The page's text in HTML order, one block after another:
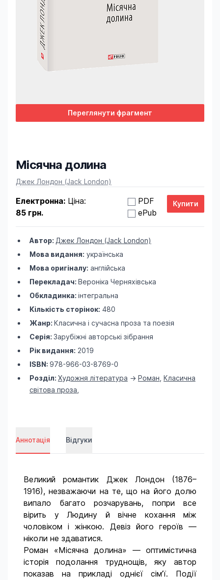
Переглянути фрагмент
Місячна долина
Product information
Джек Лондон (Jack London)
Електронна: Ціна:
85 грн.
PDF
ePub
Автор: Джек Лондон (Jack London)
Мова видання: українська
Мова оригіналу: англійська
Перекладач: Вероніка Черняхівська
Обкладинка: інтегральна
Кількість сторінок: 480
Жанр: Класична і сучасна проза та поезія
Серія: Зарубіжні авторські зібрання
Рік видання: 2019
ISBN: 978-966-03-8769-0
Розділ: Художня література -> Роман Класична
світова проза
Аннотація Відгуки
Великий романтик Джек Лондон (1876–
1916), незважаючи на те, що на його долю
випало багато розчарувань, попри все
вірить у Людину й вічне кохання між
чоловіком і жінкою. Девіз його героїв —
ніколи не здаватися.
Роман «Місячна долина» — оптимістична
історія подолання труднощів, яку автор
показав на прикладі однієї сім’ї. Події